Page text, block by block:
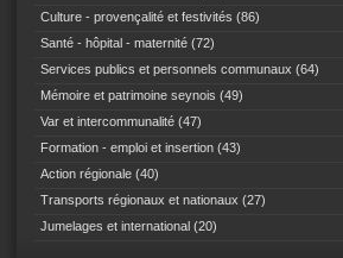
Culture - provençalité et festivités (86)
Santé - hôpital - maternité (72)
Services publics et personnels communaux (64)
Mémoire et patrimoine seynois (49)
Var et intercommunalité (47)
Formation - emploi et insertion (43)
Action régionale (40)
Transports régionaux et nationaux (27)
Jumelages et international (20)